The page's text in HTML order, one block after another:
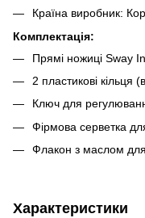
Країна виробник:
Комплектація:
Прямі ножиці Sway
2 пластикові кільця
Ключ для
Фірмова серветка
Флакон з маслом
Характеристики